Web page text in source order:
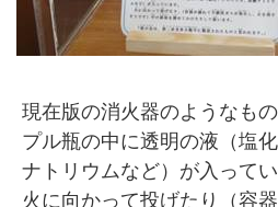
現在版の消火器のようなも
プル瓶の中に透明の液（塩
ナトリウムなど）が入ってい
火に向かって投げたり（容